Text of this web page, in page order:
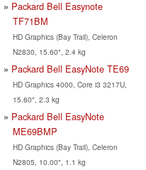
Packard Bell Easynote
TF71BM
HD Graphics (Bay Trail), Celeron
N2830, 15.60", 2.4 kg
Packard Bell EasyNote TE69
HD Graphics 4000, Core i3 3217U,
15.60", 2.3 kg
Packard Bell EasyNote
ME69BMP
HD Graphics (Bay Trail), Celeron
N2805, 10.00", 1.1 kg